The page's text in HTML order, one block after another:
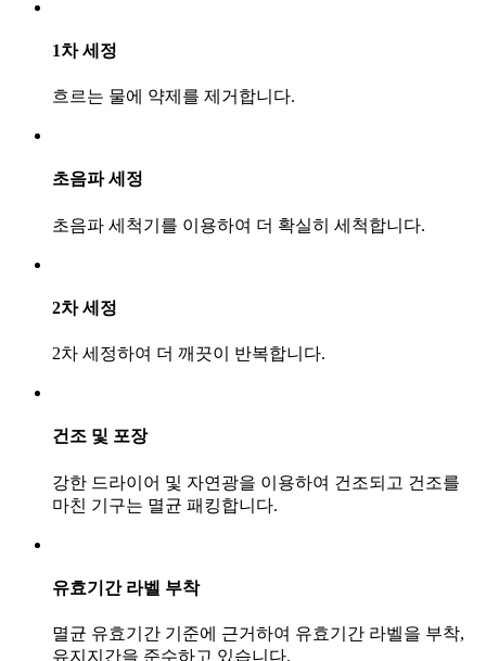
1차 세정
흐르는 물에 약제를 제거합니다.
초음파 세정
초음파 세척기를 이용하여 더 확실히 세척합니다.
2차 세정
2차 세정하여 더 깨끗이 반복합니다.
건조 및 포장
강한 드라이어 및 자연광을 이용하여 건조되고 건조를
마친 기구는 멸균 패킹합니다.
유효기간 라벨 부착
멸균 유효기간 기준에 근거하여 유효기간 라벨을 부착,
유지지간을 준수하고 있습니다.